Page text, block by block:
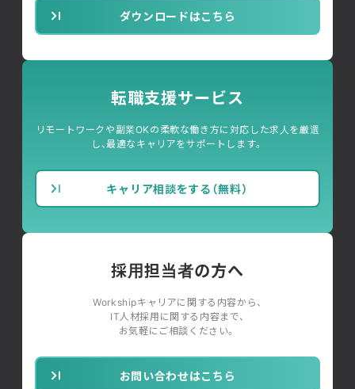
ダウンロードはこちら
転職支援サービス
リモートワークや副業OKの柔軟な働き方に対応した求人を厳選
し、最適なキャリアをサポートします。
キャリア相談をする（無料）
採用担当者の方へ
Workshipキャリアに関する内容から、
IT人材採用に関する内容まで、
お気軽にご相談ください。
お問い合わせはこちら